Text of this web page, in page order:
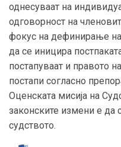
однесуваат на
одговорност на
фокус на дефинирање
да се иницира
постапуваат и правото
постапи согласно
Оценската мисија на
законските измени е да
судството.